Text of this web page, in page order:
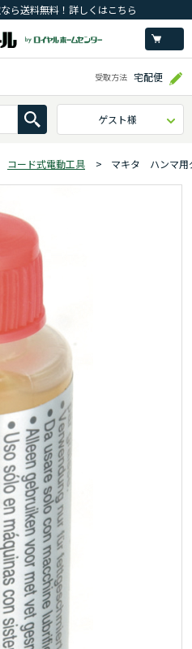
ら送料無料！詳しくはこちら
受取方法 宅配便
ゲスト様
コード式電動工具 > マキタ ハンマ